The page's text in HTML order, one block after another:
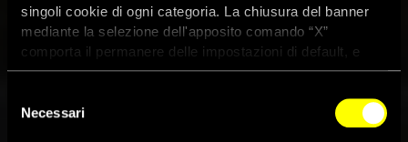
singoli cookie di ogni categoria. La chiusura del banner
mediante la selezione dell'apposito comando “X”
comporta il permanere delle impostazioni di default, e
dunque la continuazione della navigazione con i cookie
dei cookie attivi sul sito clicca
delNecessari
Aumentano le prove di crimini